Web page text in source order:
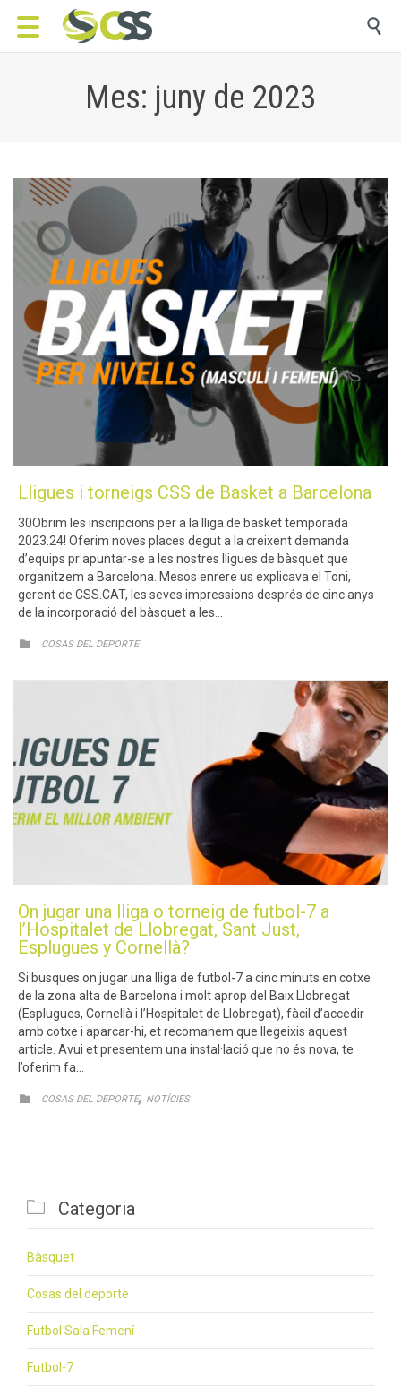

Mes: juny de 2023
Lligues i torneigs CSS de Basket a Barcelona
30Obrim les inscripcions per a la lliga de basket temporada
2023.24! Oferim noves places degut a la creixent demanda
d’equips pr apuntar-se a les nostres lligues de bàsquet que
organitzem a Barcelona. Mesos enrere us explicava el Toni,
gerent de CSS.CAT, les seves impressions després de cinc anys
de la incorporació del bàsquet a les…
 CATEGORY
COSAS DEL DEPORTE
On jugar una lliga o torneig de futbol-7 a
l’Hospitalet de Llobregat, Sant Just,
Esplugues y Cornellà?
Si busques on jugar una lliga de futbol-7 a cinc minuts en cotxe
de la zona alta de Barcelona i molt aprop del Baix Llobregat
(Esplugues, Cornellà i l’Hospitalet de Llobregat), fàcil d’accedir
amb cotxe i aparcar-hi, et recomanem que llegeixis aquest
article. Avui et presentem una instal·lació que no és nova, te
l’oferim fa…
 CATEGORY
COSAS DEL DEPORTE, NOTÍCIES
 Categoria
Bàsquet
Cosas del deporte
Futbol Sala Femení
Futbol-7